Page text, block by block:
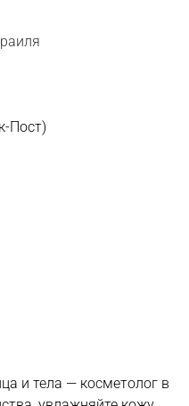
Пост)
и тела — косметолог в